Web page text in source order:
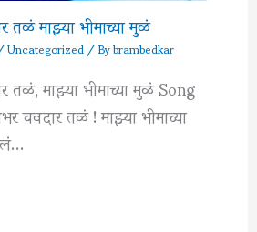
माझ्या भीमाच्या मुळं
Uncategorized/ Bybrambedkar
माझ्या भीमाच्या मुळं Song
तळं ! माझ्या भीमाच्या